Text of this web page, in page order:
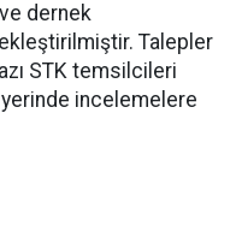
dernek
Talepler
STK temsilcileri
yerinde incelemelere